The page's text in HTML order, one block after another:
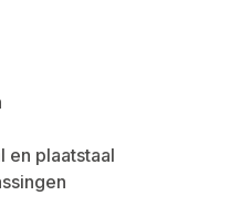
en plaatstaal